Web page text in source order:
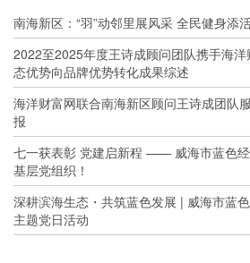
南海新区：“羽”动邻里展风采 全民健身添
2022至2025年度王诗成顾问团队携手海
态优势向品牌优势转化成果综述
海洋财富网联合南海新区顾问王诗成团队
报
七一获表彰 党建启新程 —— 威海市蓝色
基层党组织！
深耕滨海生态・共筑蓝色发展 | 威海市蓝
主题党日活动